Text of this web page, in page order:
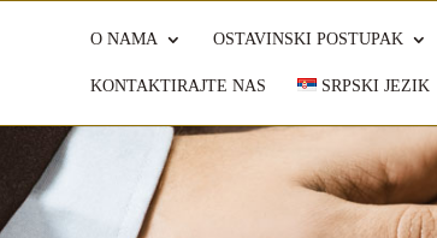
O NAMA OSTAVINSKI POSTUPAK
KONTAKTIRAJTE NAS SRPSKI JEZIK